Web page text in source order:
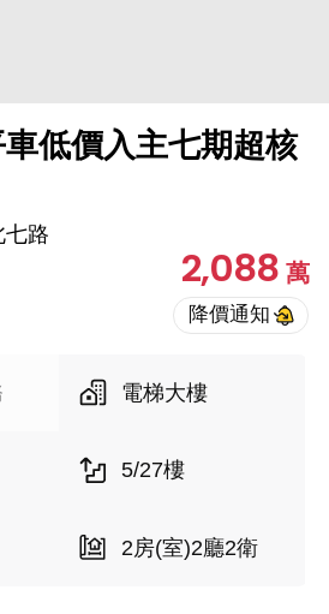
低價入主七期超核
七路
2,088萬
電梯大樓
5/27樓
2房(室)2廳2衛